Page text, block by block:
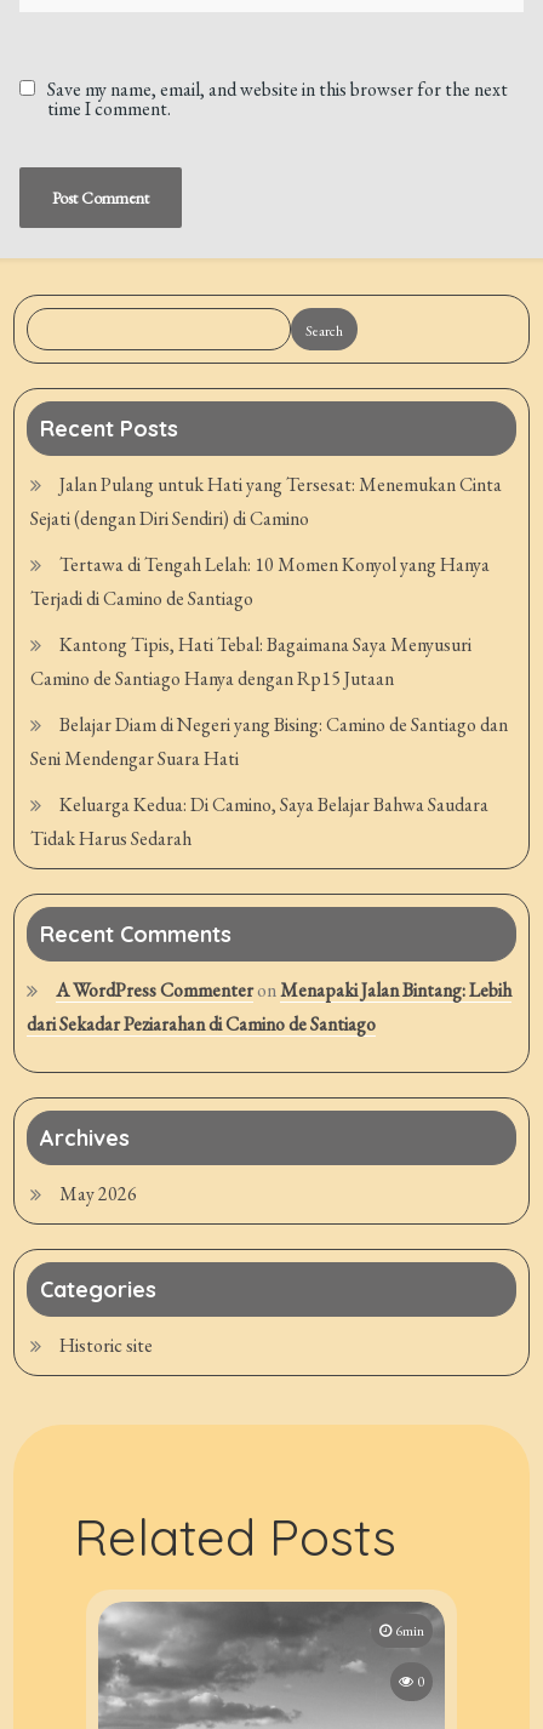
Save my name, email, and website in this browser for the next
time I comment.
Search
Recent Posts
Jalan Pulang untuk Hati yang Tersesat: Menemukan Cinta
Sejati (dengan Diri Sendiri) di Camino
Tertawa di Tengah Lelah: 10 Momen Konyol yang Hanya
Terjadi di Camino de Santiago
Kantong Tipis, Hati Tebal: Bagaimana Saya Menyusuri
Camino de Santiago Hanya dengan Rp15 Jutaan
Belajar Diam di Negeri yang Bising: Camino de Santiago dan
Seni Mendengar Suara Hati
Keluarga Kedua: Di Camino, Saya Belajar Bahwa Saudara
Tidak Harus Sedarah
Recent Comments
A WordPress CommenteronMenapaki Jalan Bintang: Lebih
dari Sekadar Peziarahan di Camino de Santiago
Archives
May 2026
Categories
Historic site
Related Posts
6min
0